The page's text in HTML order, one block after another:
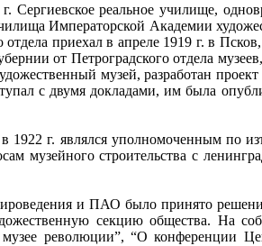
Сергиевское реальное училище,
Императорской Академии
приехал в апреле 1919 г. в Псков,
от Петроградского отдела
музей, разработан проект
с двумя докладами, им была
г. являлся уполномоченным по
музейного строительства с
и ПАО было принято
секцию общества. На
революции”, “О конференции